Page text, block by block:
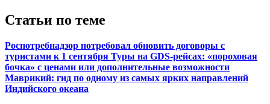
Статьи по теме
Роспотребнадзор потребовал обновить договоры с
туристами к 1 сентября Туры на GDS-рейсах: «пороховая
бочка» с ценами или дополнительные возможности
Маврикий: гид по одному из самых ярких направлений
Индийского океана